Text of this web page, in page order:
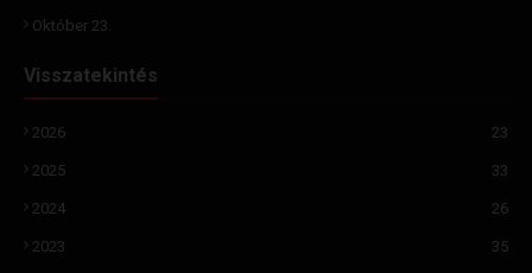
Október 23.
Visszatekintés
2026 23
2025 33
2024 26
2023 35